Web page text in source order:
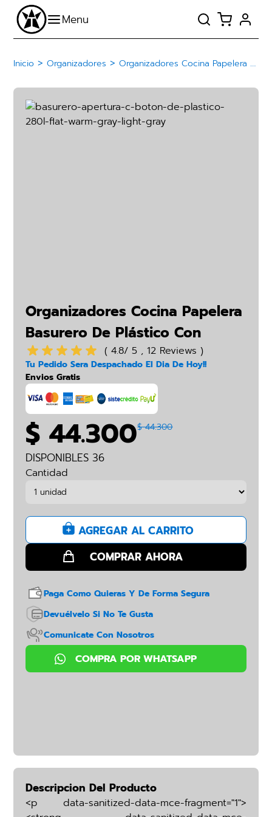
Inicio >Organizadores >Organizadores Cocina Papelera Basurero De Plástico Con Botón
Organizadores Cocina Papelera
Basurero De Plástico Con
Botón
( 4.8/ 5 , 12 Reviews )
Tu Pedido Sera Despachado El Dia De Hoy!!
Envios Gratis
$ 44.300$ 44.300
DISPONIBLES 36
Cantidad
Paga Como Quieras Y De Forma Segura
Devuélvelo Si No Te Gusta
Comunicate Con Nosotros
Descripcion Del Producto
<p data-sanitized-data-mce-fragment="1">